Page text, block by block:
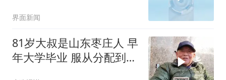
界面新闻
81岁大叔是山东枣庄人 早
年大学毕业 服从分配到西